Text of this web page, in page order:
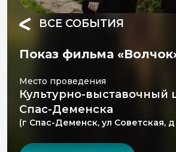
ВСЕ СОБЫТИЯ
Показ фильма
Место проведения
Культурно-выставочный
Спас-Деменска
(г Спас-Деменск, ул Советская, д